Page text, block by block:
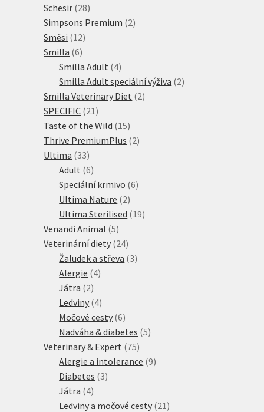
Schesir 2828
produktů
Simpsons Premium 22
Směsi 1212
Smilla 66
produktů
Smilla Adult 44
produkty
Smilla Adult speciální výživa 22
Smilla Veterinary Diet 22
SPECIFIC 21 21
produktů
Taste of the Wild 1515
produktů
Thrive PremiumPlus 22
Ultima 3333
produktů
Adult 66
produktů
Speciální krmivo 66
Ultima Nature 22
produkty
Ultima Sterilised 1919
Venandi Animal 55
produktů
Veterinární diety 2424
produktů
Žaludek a střeva 33
Alergie 44
Játra 22
produkty
Ledviny 44
produkty
Močové cesty 66
produktů
Nadváha & diabetes 55
Veterinary & Expert 7575
produktů
Alergie a intolerance 99
Diabetes 33
Játra 44
produkty
Ledviny a močové cesty 21 21